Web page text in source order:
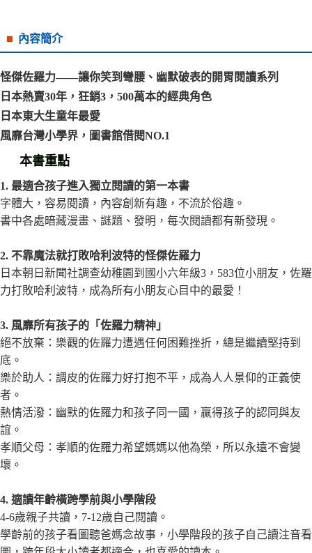
海外叢書運費
數位商品海外免運 查看運費
內容簡介
怪傑佐羅力——讓你笑到彎腰、幽默破表的開胃閱讀系列
日本熱賣30年，狂銷3，500萬本的經典角色
日本東大生童年最愛
風靡台灣小學界，圖書館借閱NO.1
本書重點
1. 最適合孩子進入獨立閱讀的第一本書
字體大，容易閱讀，內容創新有趣，不流於俗趣。
書中各處暗藏漫畫、謎題、發明，每次閱讀都有新發現。
2. 不靠魔法就打敗哈利波特的怪傑佐羅力
日本朝日新聞社調查幼稚園到國小六年級3，583位小朋友，佐羅
力打敗哈利波特，成為所有小朋友心目中的最愛！
3. 風靡所有孩子的「佐羅力精神」
絕不放棄：樂觀的佐羅力遭遇任何困難挫折，總是繼續堅持到
底。
樂於助人：調皮的佐羅力好打抱不平，成為人人景仰的正義使
者。
熱情活潑：幽默的佐羅力和孩子同一國，贏得孩子的認同與友
誼。
孝順父母：孝順的佐羅力希望媽媽以他為榮，所以永遠不會變
壞。
4. 適讀年齡橫跨學前與小學階段
4-6歲親子共讀，7-12歲自己閱讀。
學齡前的孩子看圖聽爸媽念故事，小學階段的孩子自己讀注音看